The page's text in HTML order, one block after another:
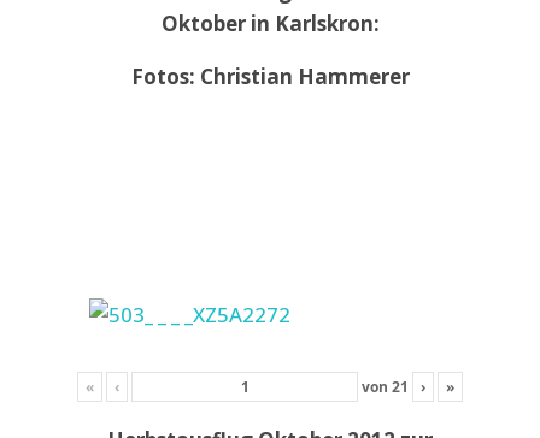
Oktober in Karlskron:
Fotos: Christian Hammerer
« ‹ von 21 › »